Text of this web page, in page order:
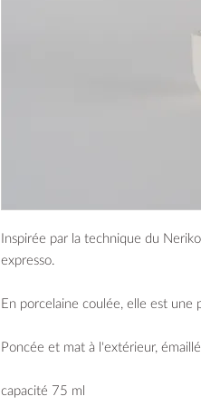
Inspirée par la technique du
expresso.
En porcelaine coulée, elle est une
Poncée et mat à l'extérieur,
capacité 75 ml